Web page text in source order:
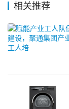
相关推荐